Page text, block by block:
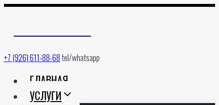
Перейти
содержимому
+7 (926) 611-88-68tel/whatsapp
ГЛАВНАЯ
УСЛУГИ